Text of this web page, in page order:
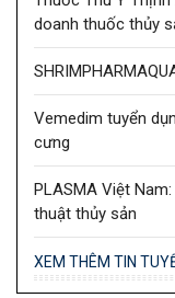
doanh thuốc thủy
Vemedim tuyển
cưng
PLASMA Việt
thuật thủy sản
XEM THÊM TIN